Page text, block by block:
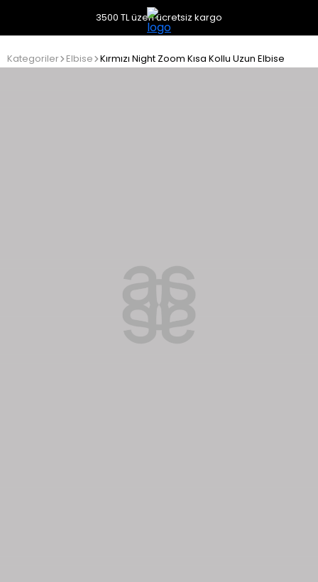
3500 TL üzeri ücretsiz kargo
Kategoriler Elbise Kırmızı Night Zoom Kısa Kollu Uzun Elbise